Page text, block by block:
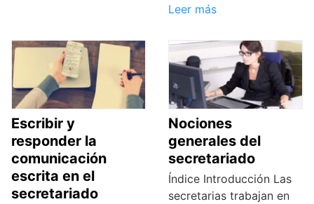
Leer más
Escribir y
responder la
comunicación
escrita en el
secretariado
Nociones
generales del
secretariado
Índice Introducción Las
secretarias trabajan en